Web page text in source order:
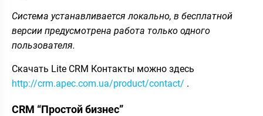
Система устанавливается локально, в бесплатной
версии предусмотрена работа только одного
пользователя.
Скачать Lite CRM Контакты можно здесь
http://crm.apec.com.ua/product/contact/ .
CRM “Простой бизнес”